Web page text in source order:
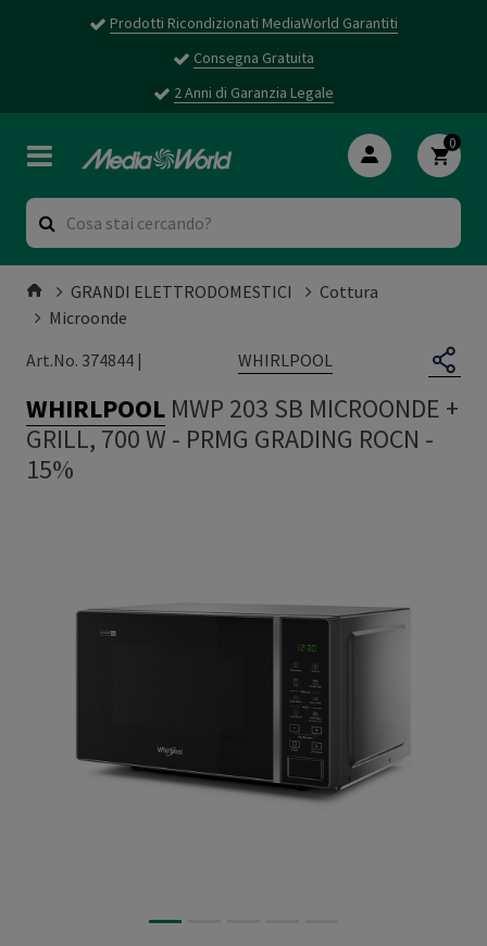
Prodotti Ricondizionati MediaWorld Garantiti
Consegna Gratuita
2 Anni di Garanzia Legale
0
GRANDI ELETTRODOMESTICI
Cottura
Microonde
Art.No. 374844 |
WHIRLPOOL
WHIRLPOOL MWP 203 SB MICROONDE +
GRILL, 700 W - PRMG GRADING ROCN -
15%